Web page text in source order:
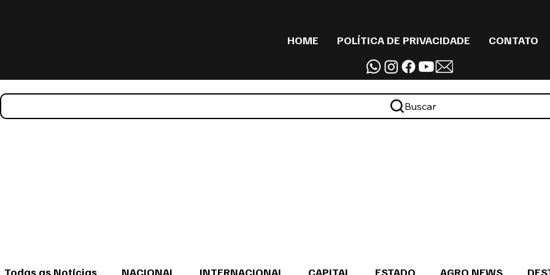
HOME POLÍTICA DE PRIVACIDADE CONTATO
Buscar
Todas as Notícias NACIONAL INTERNACIONAL CAPITAL ESTADO AGRO NEWS